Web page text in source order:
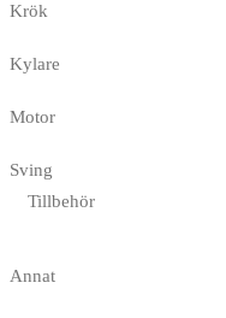
Krök
Kylare
Motor
Sving
Tillbehör
Annat